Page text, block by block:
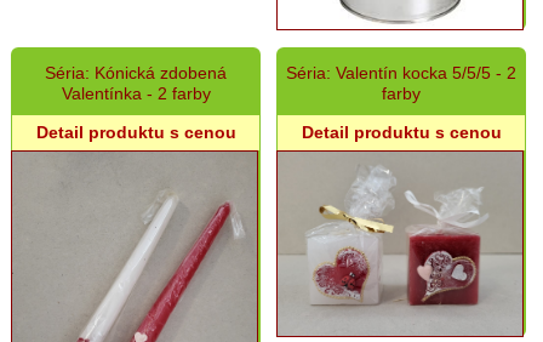
Séria: Kónická zdobená
Valentínka - 2 farby
Detail produktu s cenou
Séria: Valentín kocka 5/5/5 - 2
farby
Detail produktu s cenou